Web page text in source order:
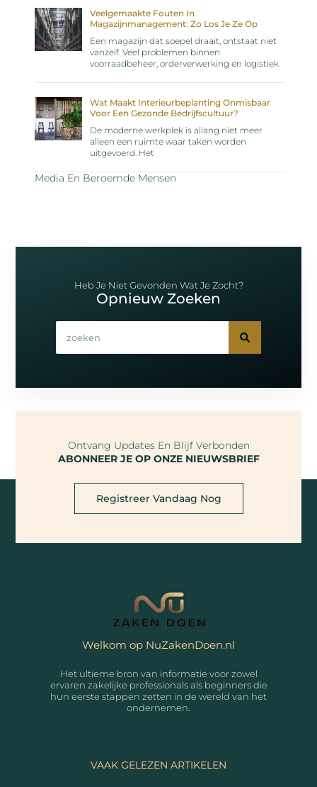
Veelgemaakte Fouten In
Magazijnmanagement: Zo Los Je Ze Op
Een magazijn dat soepel draait, ontstaat niet
vanzelf. Veel problemen binnen
voorraadbeheer, orderverwerking en logistiek
Wat Maakt Interieurbeplanting Onmisbaar
Voor Een Gezonde Bedrijfscultuur?
De moderne werkplek is allang niet meer
alleen een ruimte waar taken worden
uitgevoerd. Het
Media En Beroemde Mensen
Heb Je Niet Gevonden Wat Je Zocht?
Opnieuw Zoeken
Ontvang Updates En Blijf Verbonden
ABONNEER JE OP ONZE NIEUWSBRIEF
Registreer Vandaag Nog
Welkom op NuZakenDoen.nl
Het ultieme bron van informatie voor zowel
ervaren zakelijke professionals als beginners die
hun eerste stappen zetten in de wereld van het
ondernemen.
VAAK GELEZEN ARTIKELEN